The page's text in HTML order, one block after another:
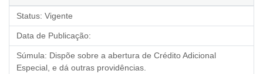
Status: Vigente
Data de Publicação:
Súmula: Dispõe sobre a abertura de Crédito Adicional
Especial, e dá outras providências.